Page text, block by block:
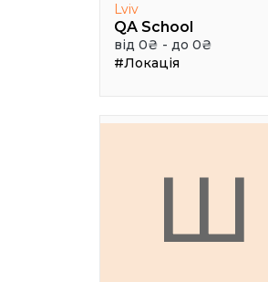
Lviv
QA School
від 0₴ - до 0₴
#Локація
Ш